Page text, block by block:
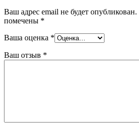
Ваш адрес email не будет опубликован.
помечены *
Ваша оценка *
Ваш отзыв *